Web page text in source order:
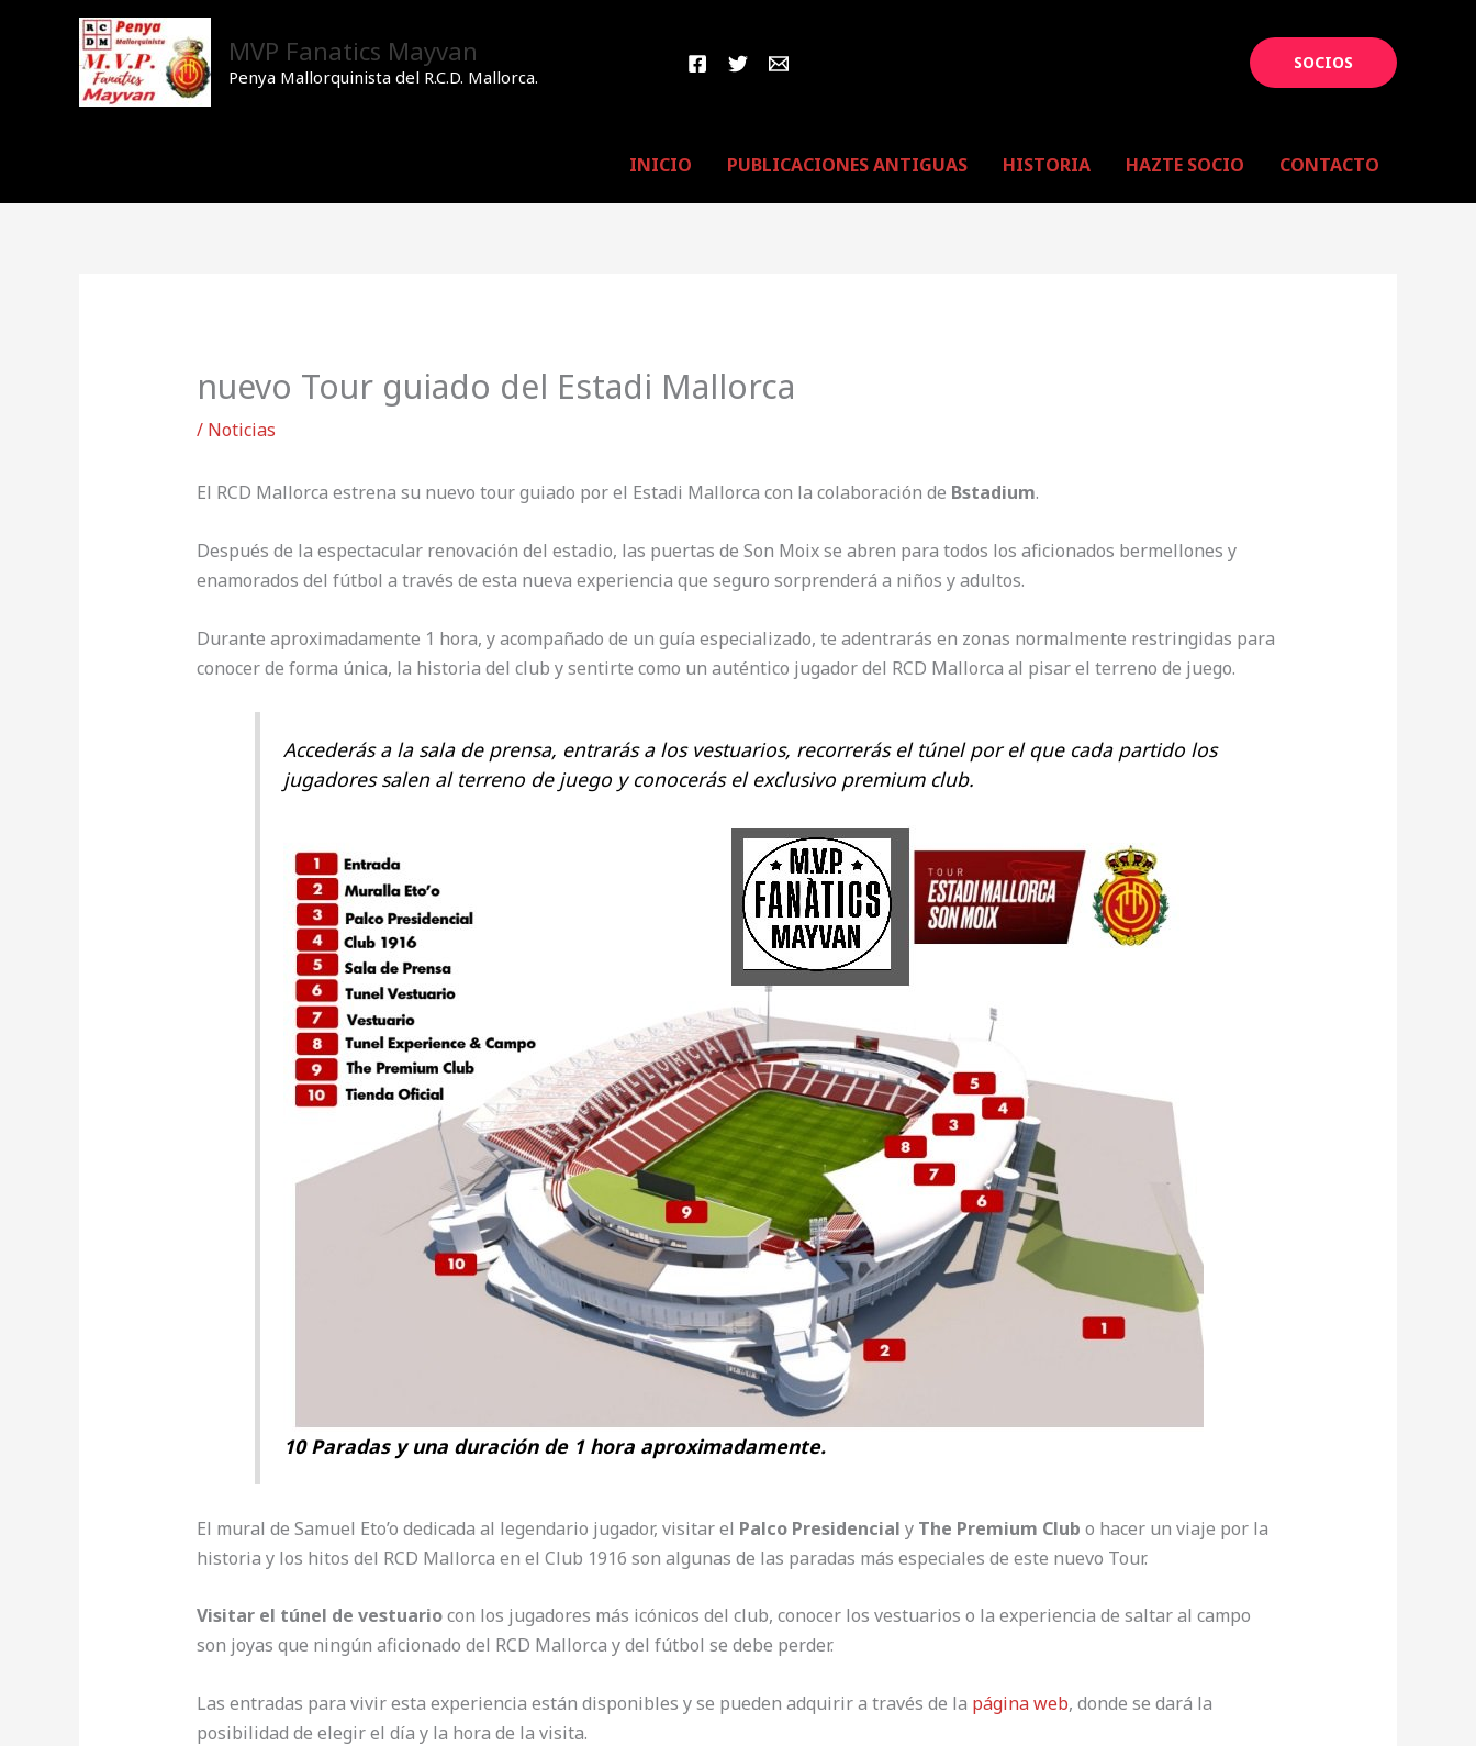
contenido
MVP Fanatics Mayvan
Penya Mallorquinista del R.C.D. Mallorca.
SOCIOS
INICIO PUBLICACIONES ANTIGUAS HISTORIA HAZTE SOCIO CONTACTO
nuevo Tour guiado del Estadi Mallorca
/ Noticias
El RCD Mallorca estrena su nuevo tour guiado por el Estadi Mallorca con la colaboración de Bstadium.
Después de la espectacular renovación del estadio, las puertas de Son Moix se abren para todos los aficionados bermellones y
enamorados del fútbol a través de esta nueva experiencia que seguro sorprenderá a niños y adultos.
Durante aproximadamente 1 hora, y acompañado de un guía especializado, te adentrarás en zonas normalmente restringidas para
conocer de forma única, la historia del club y sentirte como un auténtico jugador del RCD Mallorca al pisar el terreno de juego.
Accederás a la sala de prensa, entrarás a los vestuarios, recorrerás el túnel por el que cada partido los
jugadores salen al terreno de juego y conocerás el exclusivo premium club.
10 Paradas y una duración de 1 hora aproximadamente.
El mural de Samuel Eto’o dedicada al legendario jugador, visitar el Palco Presidencial y The Premium Club o hacer un viaje por la
historia y los hitos del RCD Mallorca en el Club 1916 son algunas de las paradas más especiales de este nuevo Tour.
Visitar el túnel de vestuariocon los jugadores más icónicos del club, conocer los vestuarios o la experiencia de saltar al campo
son joyas que ningún aficionado del RCD Mallorca y del fútbol se debe perder.
Las entradas para vivir esta experiencia están disponibles y se pueden adquirir a través de la página web, donde se dará la
posibilidad de elegir el día y la hora de la visita.